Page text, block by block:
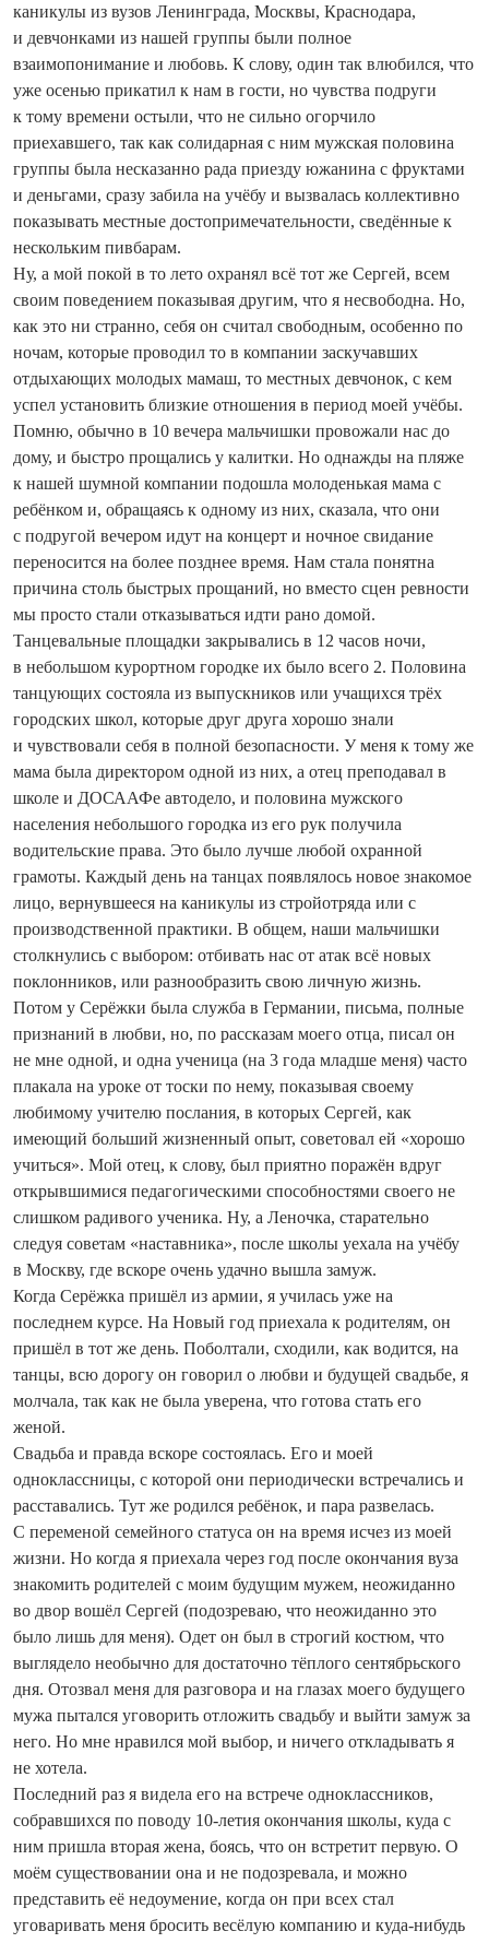
каникулы из вузов Ленинграда, Москвы, Краснодара,
и девчонками из нашей группы были полное
взаимопонимание и любовь. К слову, один так влюбился, что
уже осенью прикатил к нам в гости, но чувства подруги
к тому времени остыли, что не сильно огорчило
приехавшего, так как солидарная с ним мужская половина
группы была несказанно рада приезду южанина с фруктами
и деньгами, сразу забила на учёбу и вызвалась коллективно
показывать местные достопримечательности, сведённые к
нескольким пивбарам.
Ну, а мой покой в то лето охранял всё тот же Сергей, всем
своим поведением показывая другим, что я несвободна. Но,
как это ни странно, себя он считал свободным, особенно по
ночам, которые проводил то в компании заскучавших
отдыхающих молодых мамаш, то местных девчонок, с кем
успел установить близкие отношения в период моей учёбы.
Помню, обычно в 10 вечера мальчишки провожали нас до
дому, и быстро прощались у калитки. Но однажды на пляже
к нашей шумной компании подошла молоденькая мама с
ребёнком и, обращаясь к одному из них, сказала, что они
с по­другой вечером идут на концерт и ночное свидание
переносится на более позднее время. Нам стала понятна
причина столь быстрых прощаний, но вместо сцен ревности
мы просто стали отказываться идти рано домой.
Танцевальные площадки закрывались в 12 часов ночи,
в небольшом курортном городке их было всего 2. Половина
танцующих состояла из выпускников или учащихся трёх
городских школ, которые друг друга хорошо знали
и чувствовали себя в полной безо­пасности. У меня к тому же
мама была директором одной из них, а отец преподавал в
школе и ДОСААФе автодело, и половина мужского
населения небольшого городка из его рук получила
водительские права. Это было лучше любой ­охранной
грамоты. Каждый день на танцах появлялось новое знакомое
лицо, вернувшееся на каникулы из стройотряда или с
производственной практики. В общем, наши мальчишки
столкнулись с выбором: отбивать нас от атак всё новых
поклонников, или разно­образить свою личную жизнь.
Потом у Серёжки была служба в Германии, письма, полные
признаний в любви, но, по рассказам моего отца, писал он
не мне одной, и одна ученица (на 3 года младше меня) часто
плакала на уроке от тоски по нему, показывая своему
любимому учителю послания, в которых Сергей, как
имеющий больший жизненный опыт, советовал ей «хорошо
учиться». Мой отец, к слову, был приятно поражён вдруг
открывшимися педагогическими способностями своего не
слишком радивого ученика. Ну, а Леночка, старательно
следуя советам «наставника», после школы уехала на учёбу
в Москву, где вскоре очень удачно вышла замуж.
Когда Серёжка пришёл из армии, я училась уже на
последнем курсе. На Новый год приехала к родителям, он
пришёл в тот же день. Поболтали, сходили, как водится, на
танцы, всю дорогу он говорил о любви и будущей свадьбе, я
молчала, так как не была уверена, что готова стать его
женой.
Свадьба и правда вскоре состоялась. Его и моей
одноклассницы, с которой они периодически встречались и
расставались. Тут же родился ребёнок, и пара развелась.
С переменой семейного статуса он на время исчез из моей
жизни. Но когда я приехала через год после окончания вуза
знакомить родителей с моим будущим мужем, неожиданно
во двор вошёл Сергей (подозреваю, что неожиданно это
было лишь для меня). Одет он был в строгий костюм, что
выглядело необычно для достаточно тёплого сентябрьского
дня. Отозвал меня для разговора и на глазах моего будущего
мужа пытался уговорить отложить свадьбу и выйти замуж за
него. Но мне нравился мой выбор, и ничего откладывать я
не хотела.
Последний раз я видела его на встрече одноклассников,
собравшихся по поводу 10-летия окончания школы, куда с
ним пришла вторая жена, боясь, что он встретит первую. О
моём существовании она и не подозревала, и можно
представить её недоумение, ко­гда он при всех стал
уговаривать меня бросить весёлую компанию и куда-нибудь